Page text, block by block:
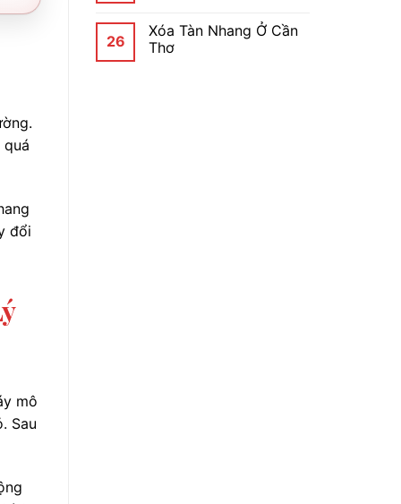
đổi
mô
Sau
26
Xóa Tàn Nhang Ở Cần
Thơ